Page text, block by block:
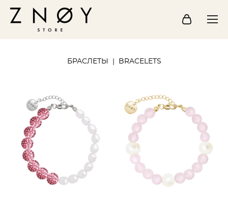
БРАСЛЕТЫ | BRACELETS